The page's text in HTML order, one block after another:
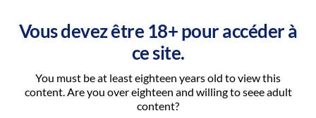
Vous devez être 18+ pour accéder à
ce site.
You must be at least eighteen years old to view this
content. Are you over eighteen and willing to seee adult
content?
Strawberry ❄
dépendance à la nicotine. Ne vapotez pas si vous ne fumez pas.”